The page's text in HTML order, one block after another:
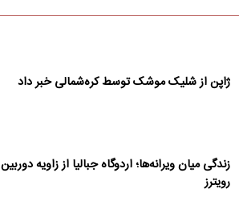
ژاپن از شلیک موشک توسط کره‌شمالی خبر داد
زندگی میان ویرانه‌ها؛ اردوگاه جبالیا از زاویه دوربین
رویترز